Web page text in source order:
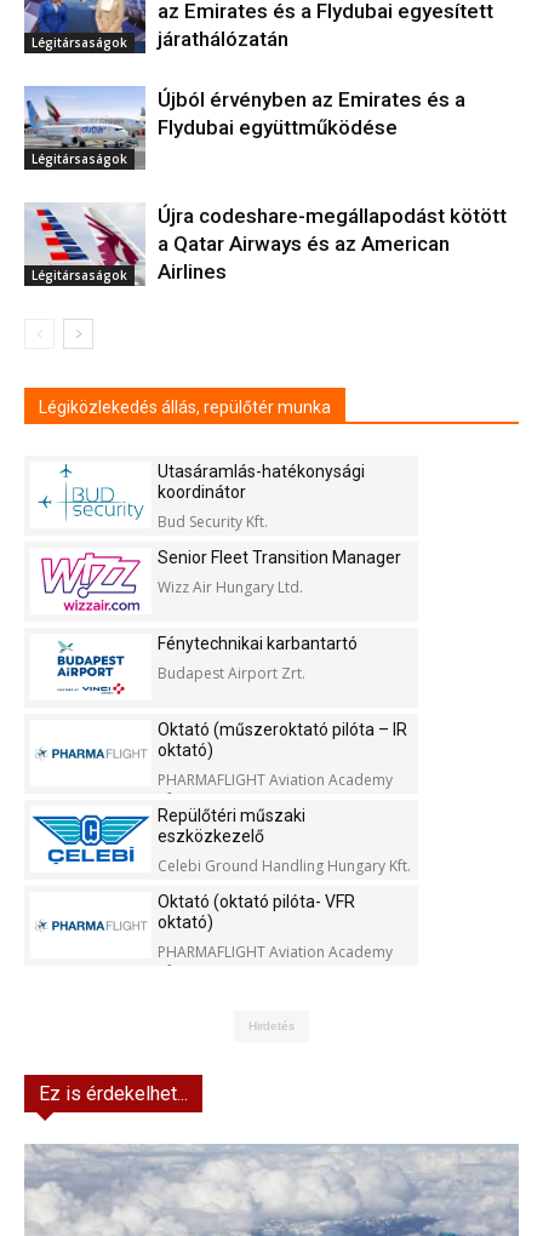
Légitársaságok
az Emirates és a Flydubai egyesített
járathálózatán
Légitársaságok
Újból érvényben az Emirates és a
Flydubai együttműködése
Légitársaságok
Újra codeshare-megállapodást kötött
a Qatar Airways és az American
Airlines
Légiközlekedés állás, repülőtér munka
Utasáramlás-hatékonysági
koordinátor
Bud Security Kft.
Senior Fleet Transition Manager
Wizz Air Hungary Ltd.
Fénytechnikai karbantartó
Budapest Airport Zrt.
Oktató (műszeroktató pilóta – IR
oktató)
PHARMAFLIGHT Aviation Academy
Kft.
Repülőtéri műszaki
eszközkezelő
Celebi Ground Handling Hungary Kft.
Oktató (oktató pilóta- VFR
oktató)
PHARMAFLIGHT Aviation Academy
Kft.
Hirdetés
Ez is érdekelhet...